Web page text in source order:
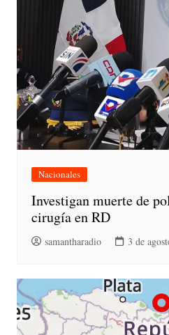
Nacionales
Investigan muerte de
cirugía en RD
samantharadio 3 de